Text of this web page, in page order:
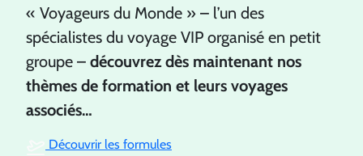
« Voyageurs du Monde » – l’un des
spécialistes du voyage VIP organisé en petit
groupe – découvrez dès maintenant nos
thèmes de formation et leurs voyages
associés…
Découvrir les formules